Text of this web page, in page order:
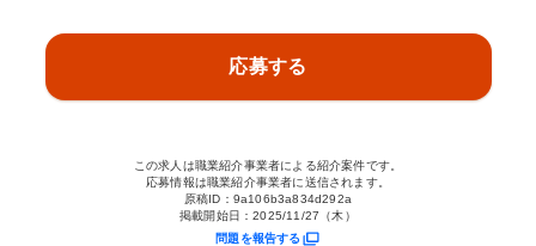
応募する
この求人は職業紹介事業者による紹介案件です。
応募情報は職業紹介事業者に送信されます。
原稿ID： 9a106b3a834d292a
掲載開始日：2025/11/27（木）
問題を報告する